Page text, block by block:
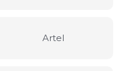
Artel